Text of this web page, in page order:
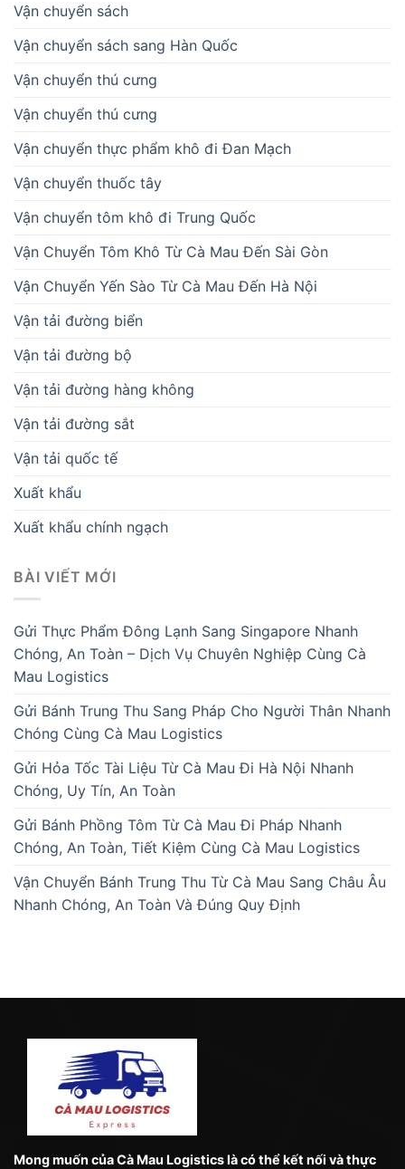
Vận chuyển sách
Vận chuyển sách sang Hàn Quốc
Vận chuyển thú cưng
Vận chuyển thú cưng
Vận chuyển thực phẩm khô đi Đan Mạch
Vận chuyển thuốc tây
Vận chuyển tôm khô đi Trung Quốc
Vận Chuyển Tôm Khô Từ Cà Mau Đến Sài Gòn
Vận Chuyển Yến Sào Từ Cà Mau Đến Hà Nội
Vận tải đường biển
Vận tải đường bộ
Vận tải đường hàng không
Vận tải đường sắt
Vận tải quốc tế
Xuất khẩu
Xuất khẩu chính ngạch
BÀI VIẾT MỚI
Gửi Thực Phẩm Đông Lạnh Sang Singapore Nhanh
Chóng, An Toàn – Dịch Vụ Chuyên Nghiệp Cùng Cà
Mau Logistics
Gửi Bánh Trung Thu Sang Pháp Cho Người Thân Nhanh
Chóng Cùng Cà Mau Logistics
Gửi Hỏa Tốc Tài Liệu Từ Cà Mau Đi Hà Nội Nhanh
Chóng, Uy Tín, An Toàn
Gửi Bánh Phồng Tôm Từ Cà Mau Đi Pháp Nhanh
Chóng, An Toàn, Tiết Kiệm Cùng Cà Mau Logistics
Vận Chuyển Bánh Trung Thu Từ Cà Mau Sang Châu Âu
Nhanh Chóng, An Toàn Và Đúng Quy Định
Mong muốn của Cà Mau Logistics là có thể kết nối và thực